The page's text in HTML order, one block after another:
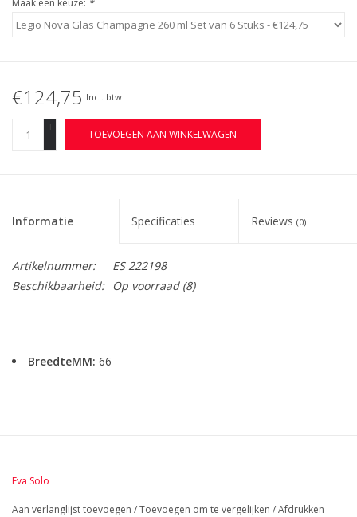
€124,75 Incl. btw
+
-
TOEVOEGEN AAN WINKELWAGEN
Informatie Specificaties Reviews (0)
Artikelnummer:
ES 222198
Beschikbaarheid:
Op voorraad(8)
BreedteMM: 66
Eva Solo
Aan verlanglijst toevoegen /Toevoegen om te vergelijken /Afdrukken